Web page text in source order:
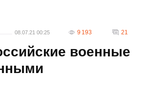
08.07.21 00:25 9 193 21
военные